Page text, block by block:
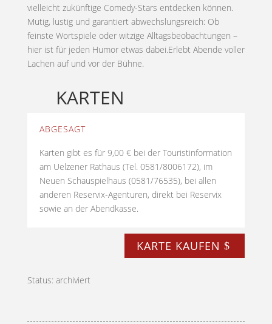
vielleicht zukünftige Comedy-Stars entdecken können.
Mutig, lustig und garantiert abwechslungsreich: Ob
feinste Wortspiele oder witzige Alltagsbeobachtungen –
hier ist für jeden Humor etwas dabei.Erlebt Abende voller
Lachen auf und vor der Bühne.
KARTEN
ABGESAGT
Karten gibt es für 9,00 € bei der Touristinformation
am Uelzener Rathaus (Tel. 0581/8006172), im
Neuen Schauspielhaus (0581/76535), bei allen
anderen Reservix-Agenturen, direkt bei Reservix
sowie an der Abendkasse.
KARTE KAUFEN
Status: archiviert